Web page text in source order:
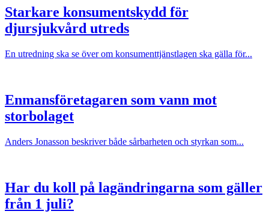
Starkare konsumentskydd för
djursjukvård utreds
En utredning ska se över om konsumenttjänstlagen ska gälla för...
Enmansföretagaren som vann mot
storbolaget
Anders Jonasson beskriver både sårbarheten och styrkan som...
Har du koll på lagändringarna som gäller
från 1 juli?